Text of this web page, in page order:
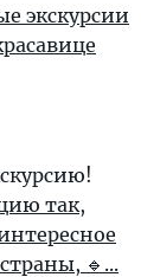
экскурсии
так,
🔹...